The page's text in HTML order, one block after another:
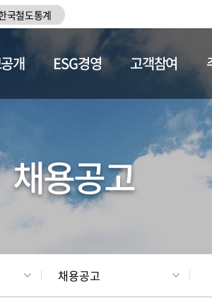
국철도통계
채용정보
개 ESG경영 고객참여
채용공고
채용공고